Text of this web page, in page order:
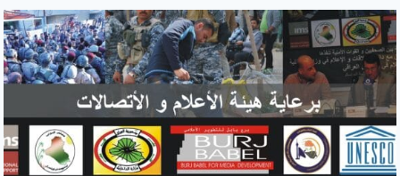
لجنة
الثقافة
والإعلام
البرلمانية
لمناقشة
بنود
ميثاق
التفاهم
بين